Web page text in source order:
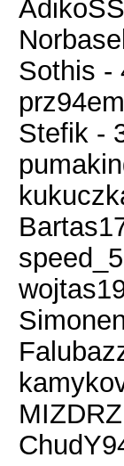
Sothis -
Stefik -